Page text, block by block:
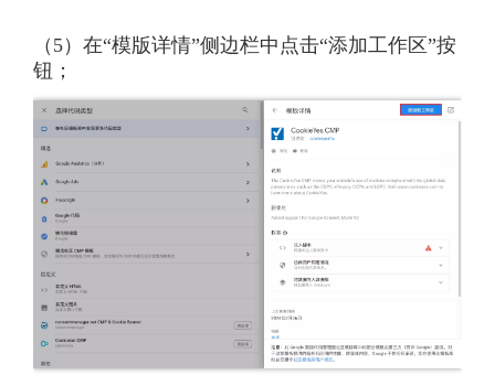
（5）在“模版详情”侧边栏中点击“添加工作区”按
钮；